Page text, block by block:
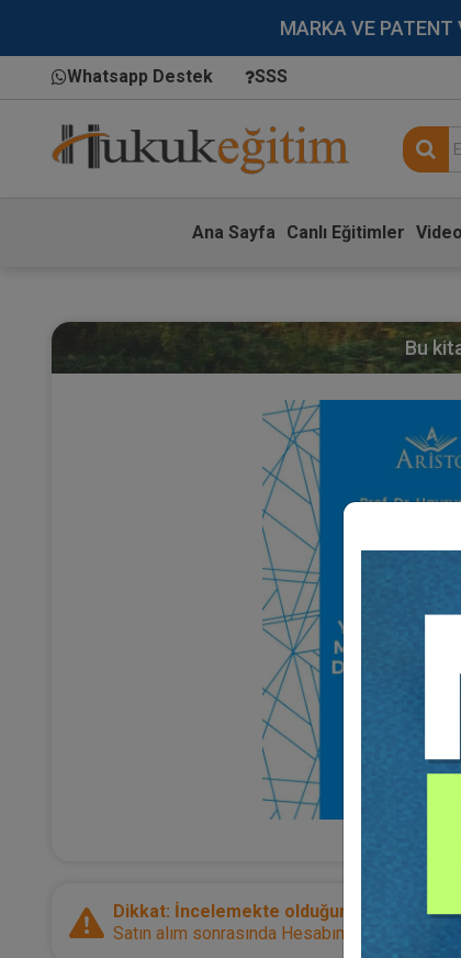
MARKA VE
Whatsapp Destek SSS
Ana Sayfa Canlı Eğitimler
Bu
Dikkat: İncelemekte olduğunuz ürün bir e-
Satın alım sonrasında Hesabım sayfanız